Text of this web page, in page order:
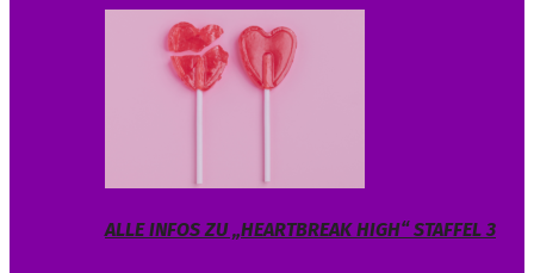
ALLE INFOS ZU „HEARTBREAK HIGH“ STAFFEL 3